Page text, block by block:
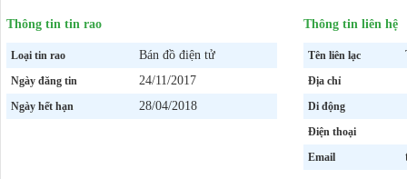
Thông tin tin rao
Loại tin rao Bán đồ điện tử
Ngày đăng tin 24/11/2017
Ngày hết hạn 28/04/2018
Thông tin liên hệ
Tên liên lạc
Địa chỉ
Di động
Điện thoại
Email